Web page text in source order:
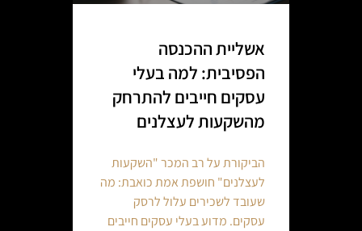
אשליית ההכנסה
הפסיבית: למה בעלי
עסקים חייבים להתרחק
מהשקעות לעצלנים
הביקורת על רב המכר "השקעות
לעצלנים" חושפת אמת כואבת: מה
שעובד לשכירים עלול לרסק
עסקים. מדוע בעלי עסקים חייבים